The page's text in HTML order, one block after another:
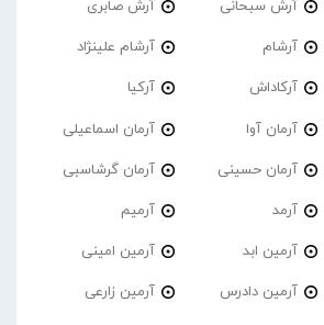
آرش سبحانی آرش صابری
آرشام آرشام علینژاد
آرکاداش آرکیا
آرمان آوا آرمان اسماعیلی
آرمان حسینی آرمان گرشاسبی
آرمد آرمیم
آرمین ابد آرمین امینی
آرمین دادرس آرمین زارعی